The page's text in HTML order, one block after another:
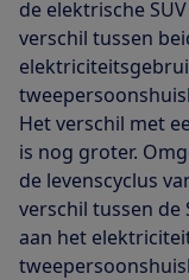
de elektrische
verschil tussen
Het verschil met
is nog groter.
de levenscyclus
verschil tussen de
aan het